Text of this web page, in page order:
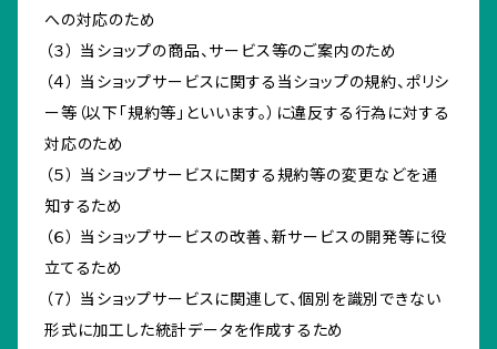
への対応のため
（３） 当ショップの商品、サービス等のご案内のため
（４） 当ショップサービスに関する当ショップの規約、ポリシ
ー等（以下「規約等」といいます。）に違反する行為に対する
対応のため
（５） 当ショップサービスに関する規約等の変更などを通
知するため
（６） 当ショップサービスの改善、新サービスの開発等に役
立てるため
（７） 当ショップサービスに関連して、個別を識別できない
形式に加工した統計データを作成するため